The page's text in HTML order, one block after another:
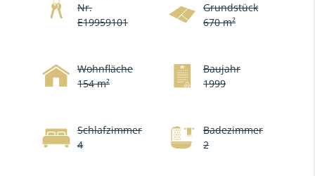
Nr.
E19959101
Grundstück
670 m²
Wohnfläche
154 m²
Baujahr
1999
Schlafzimmer
4
Badezimmer
2